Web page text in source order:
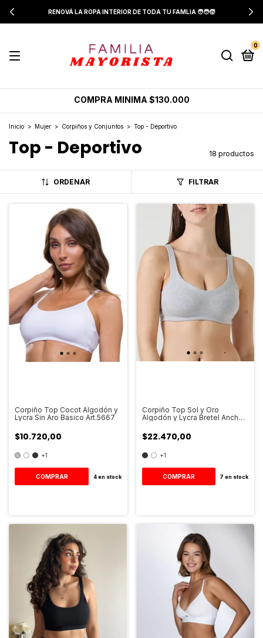
RENOVÁ LA ROPA INTERIOR DE TODA TU FAMLIA 🧑‍🧑‍🧒
0
COMPRA MINIMA $130.000
Inicio > Mujer > Corpiños y Conjuntos > Top - Deportivo
Top - Deportivo 18 productos
ORDENAR FILTRAR
Corpiño Top Cocot Algodón y
Lycra Sin Aro Basico Art.5667
$10.720,00
+1
COMPRAR 4en stock
Corpiño Top Sol y Oro
Algodón y Lycra Bretel Ancho
$22.470,00
+1
COMPRAR 7 en stock